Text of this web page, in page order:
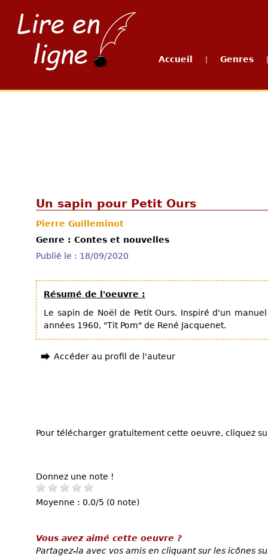
Accueil Genres
Un sapin pour Petit Ours
Pierre Guilleminot
Genre : Contes et nouvelles
Publié le : 18/09/2020
Résumé de l'oeuvre :
Le sapin de Noël de Petit Ours. Inspiré d'un
années 1960, "Tit Pom" de René Jacquenet.
Accéder au profil de l'auteur
Pour télécharger gratuitement cette oeuvre, cliquez
Donnez une note !
Moyenne : 0.0/5 (0 note)
Vous avez aimé cette oeuvre ?
Partagez-la avec vos amis en cliquant sur les icônes